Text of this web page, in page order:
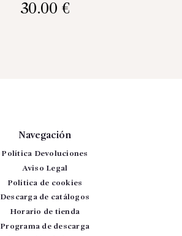
30.00 €
Navegación
Política Devoluciones
Aviso Legal
Política de cookies
Descarga de catálogos
Horario de tienda
Programa de descarga